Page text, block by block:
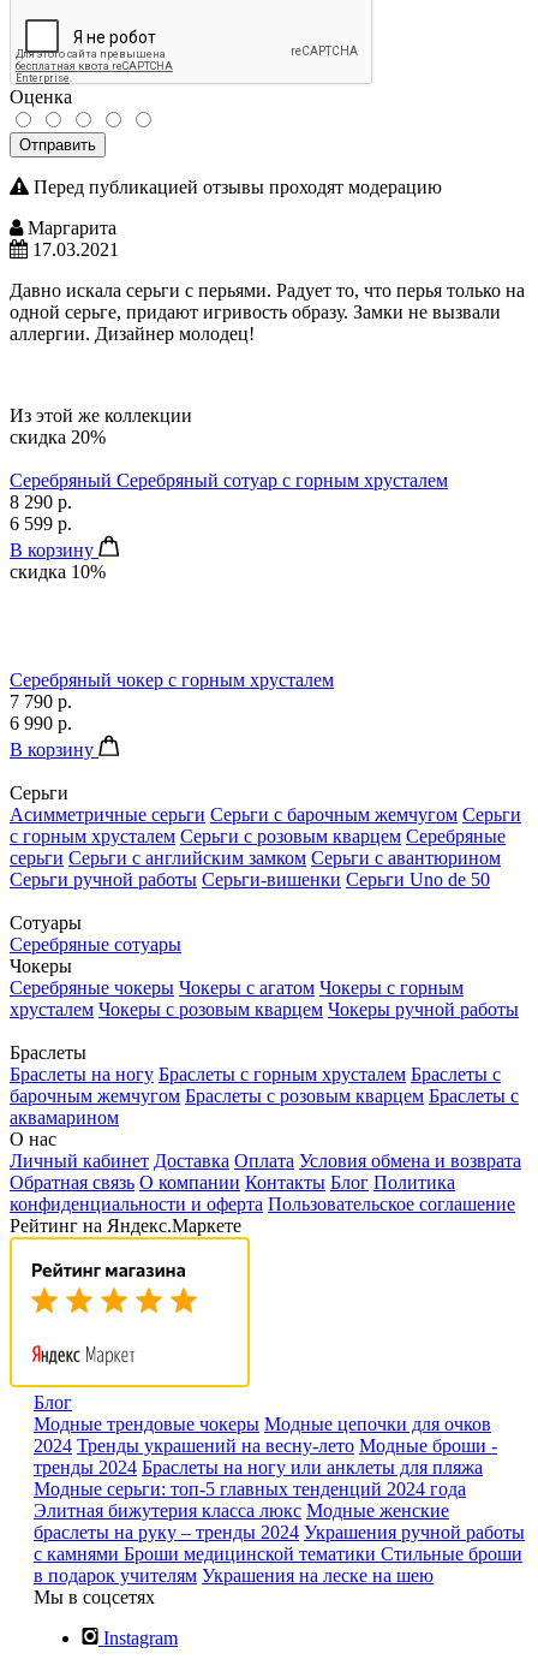
Оценка
Отправить
Перед публикацией отзывы проходят модерацию
Маргарита
17.03.2021
Давно искала серьги с перьями. Радует то, что перья только на
одной серьге, придают игривость образу. Замки не вызвали
аллергии. Дизайнер молодец!
Из этой же коллекции
скидка 20%
Серебряный Серебряный сотуар с горным хрусталем
8 290 р.
6 599 р.
В корзину
скидка 10%
Серебряный чокер с горным хрусталем
7 790 р.
6 990 р.
В корзину
Серьги
Асимметричные серьги Серьги с барочным жемчугом Серьги
с горным хрусталем Серьги с розовым кварцем Серебряные
серьги Серьги с английским замком Серьги с авантюрином
Серьги ручной работы Серьги-вишенки Серьги Uno de 50
Сотуары
Серебряные сотуары
Чокеры
Серебряные чокеры Чокеры с агатом Чокеры с горным
хрусталем Чокеры с розовым кварцем Чокеры ручной работы
Браслеты
Браслеты на ногу Браслеты с горным хрусталем Браслеты с
барочным жемчугом Браслеты с розовым кварцем Браслеты с
аквамарином
О нас
Личный кабинет Доставка Оплата Условия обмена и возврата
Обратная связь О компании Контакты Блог Политика
конфиденциальности и оферта Пользовательское соглашение
Рейтинг на Яндекс.Маркете
Блог
Модные трендовые чокеры Модные цепочки для очков
2024 Тренды украшений на весну-лето Модные броши -
тренды 2024 Браслеты на ногу или анклеты для пляжа
Модные серьги: топ-5 главных тенденций 2024 года
Элитная бижутерия класса люкс Модные женские
браслеты на руку – тренды 2024 Украшения ручной работы
с камнями Броши медицинской тематики Стильные броши
в подарок учителям Украшения на леске на шею
Мы в соцсетях
Instagram